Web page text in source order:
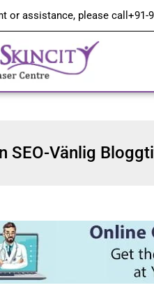
or assistance, please call +91-
SEO-Vänlig